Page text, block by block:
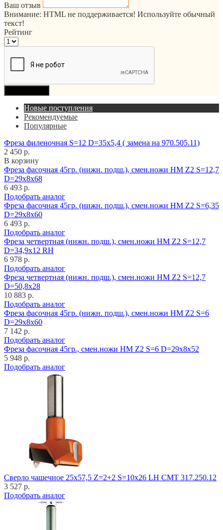
Ваш отзыв
Внимание: HTML не поддерживается! Используйте обычный
текст!
Рейтинг
Новые поступления
Рекомендуемые
Популярные
Фреза филеночная S=12 D=35x5,4 ( замена на 970.505.11)
2 450 р.
В корзину
Фреза фасочная 45гр. (нижн. подш.), смен.ножи HM Z2 S=12,7
D=29x8x68
6 493 р.
Подобрать аналог
Фреза фасочная 45гр. (нижн. подш.), смен.ножи HM Z2 S=6,35
D=29x8x60
6 493 р.
Подобрать аналог
Фреза четвертная (нижн. подш.), смен.ножи HM Z2 S=12,7
D=34,9x12 RH
6 978 р.
Подобрать аналог
Фреза четвертная (нижн. подш.), смен.ножи HM Z2 S=12,7
D=50,8x28
10 883 р.
Подобрать аналог
Фреза фасочная 45гр. (нижн. подш.), смен.ножи HM Z2 S=6
D=29x8x60
7 142 р.
Подобрать аналог
Фреза фасочная 45гр., смен.ножи HM Z2 S=6 D=29x8x52
5 948 р.
Подобрать аналог
Cверло чашечное 25x57,5 Z=2+2 S=10x26 LH CMT 317.250.12
3 527 р.
Подобрать аналог